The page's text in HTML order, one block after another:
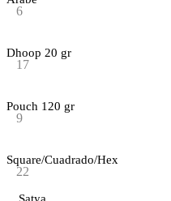
6
Dhoop 20 gr
17
Pouch 120 gr
9
Square/Cuadrado/Hex
22